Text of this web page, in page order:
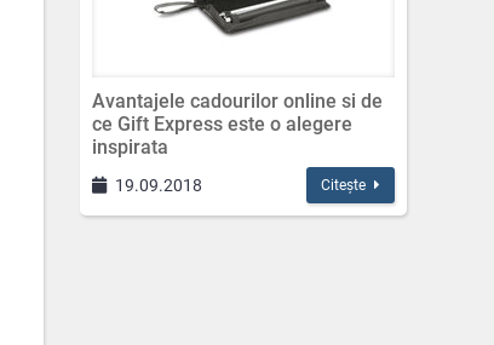
Avantajele cadourilor online si de
ce Gift Express este o alegere
inspirata
19.09.2018 Citește